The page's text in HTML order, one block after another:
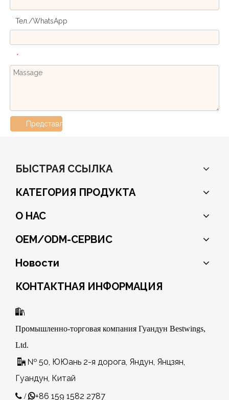
Тел./WhatsApp
*
Представлять на рассмотрение
БЫСТРАЯ ССЫЛКА
КАТЕГОРИЯ ПРОДУКТА
О НАС
OEM/ODM-СЕРВИС
Новости
КОНТАКТНАЯ ИНФОРМАЦИЯ

Промышленно-торговая компания Гуандун Bestwings,
Ltd.
 № 50, ЮЮань 2-я дорога, Яндун, Янцзян,
Гуандун, Китай
 / +86 159 1582 2787